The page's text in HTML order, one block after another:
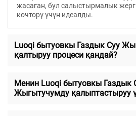
жасаган, бул салыстырмалык
көчтөрү үчүн идеалды.
Luoqi бытуовкы Газдык Суу
қалтыруу процеси қандай?
Менин Luoqi бытуовкы Газдык
Жыгытучумду қалыптастыруу